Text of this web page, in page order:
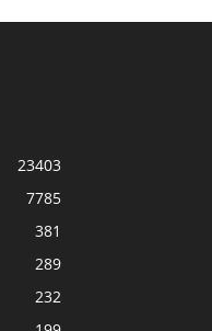
23403
7785
381
289
232